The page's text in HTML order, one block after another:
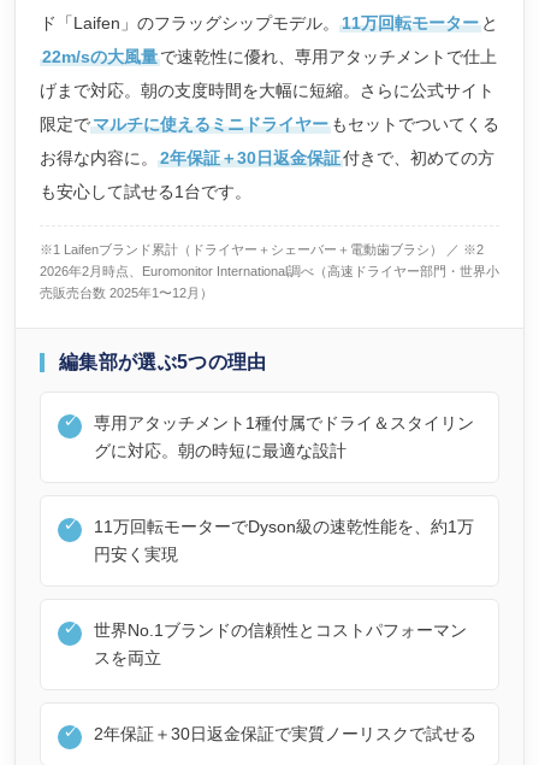
ド「Laifen」のフラッグシップモデル。
11万回転モーター と
22m/sの大風量で速乾性に優れ、専用アタッチメントで仕上
げまで対応。朝の支度時間を大幅に短縮。さらに公式サイト
限定でマルチに使えるミニドライヤー もセットでついてくる
お得な内容に。
2年保証＋30日返金保証付きで、初めての方
も安心して試せる1台です。
※1 Laifenブランド累計（ドライヤー＋シェーバー＋電動歯ブラシ） ／ ※2
2026年2月時点、Euromonitor International調べ（高速ドライヤー部門・世界小
売販売台数 2025年1〜12月）
編集部が選ぶ5つの理由
専用アタッチメント1種付属でドライ＆スタイリン
グに対応。朝の時短に最適な設計
11万回転モーターでDyson級の速乾性能を、約1万
円安く実現
世界No.1ブランドの信頼性とコストパフォーマン
スを両立
2年保証＋30日返金保証で実質ノーリスクで試せる